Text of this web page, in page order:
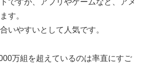
ですが、アプリやゲームなど、アメ
す。
いやすいとして人気です。
万組を超えているのは率直にすご